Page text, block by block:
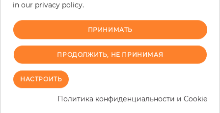
− +
В КОРЗИНУ
ЗАКАЗАТЬ ОБРАЗЕЦ
В связи с различными стандартами и техническими
in our privacy policy.
ПРИНИМАТЬ
ПРОДОЛЖИТЬ, НЕ ПРИНИМАЯ
НАСТРОИТЬ
Политика конфиденциальности и Cookie